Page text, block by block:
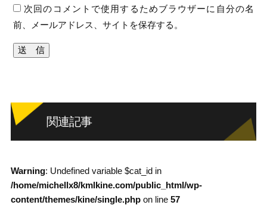
次回のコメントで使用するためブラウザーに自分の名
前、メールアドレス、サイトを保存する。
関連記事
Warning: Undefined variable $cat_id in
/home/michellx8/kmlkine.com/public_html/wp-
content/themes/kine/single.phpon line 57